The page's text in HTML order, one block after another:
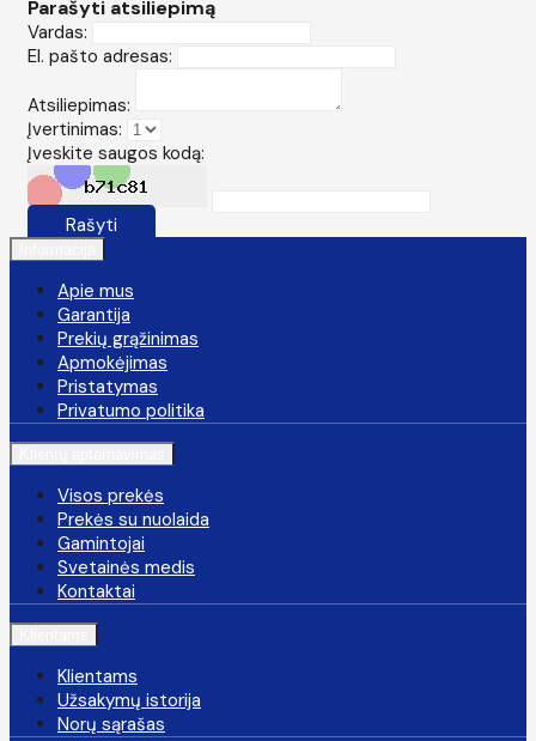
Parašyti atsiliepimą
Vardas:
El. pašto adresas:
Atsiliepimas:
Įvertinimas:
Įveskite saugos kodą:
Rašyti
Apie mus
Garantija
Prekių grąžinimas
Apmokėjimas
Pristatymas
Privatumo politika
Visos prekės
Prekės su nuolaida
Gamintojai
Svetainės medis
Kontaktai
Klientams
Užsakymų istorija
Norų sąrašas